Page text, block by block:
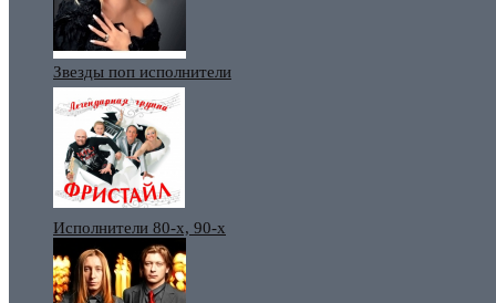
Звезды поп исполнители
Исполнители 80-х, 90-х